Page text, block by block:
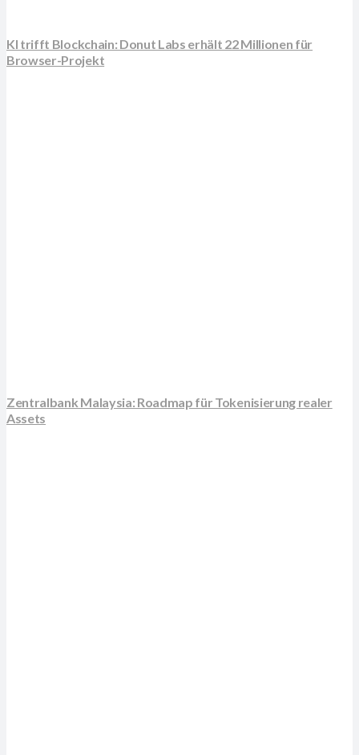
KI trifft Blockchain: Donut Labs erhält 22 Millionen für
Browser-Projekt
Zentralbank Malaysia: Roadmap für Tokenisierung realer
Assets